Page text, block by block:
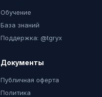
Обучение
База знаний
Поддержка: @tgryx
Документы
Публичная оферта
Политика